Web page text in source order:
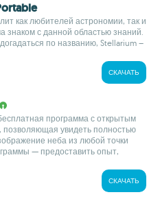
как любителей астрономии, так и
знаком с данной областью знаний.
по названию, Stellarium –
СКАЧАТЬ
программа с открытым
позволяющая увидеть полностью
неба из любой точки
— предоставить опыт,
СКАЧАТЬ